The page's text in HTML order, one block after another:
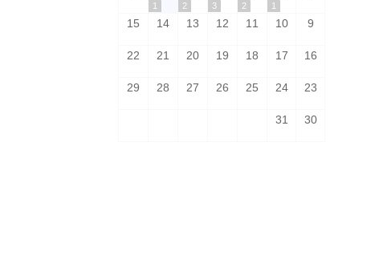
1
2
3
2
1
9
10
11
12
13
14
15
16
17
18
19
20
21
22
23
24
25
26
27
28
29
30
31